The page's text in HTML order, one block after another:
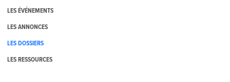
LES ÉVÉNEMENTS
LES ANNONCES
LES DOSSIERS
LES RESSOURCES